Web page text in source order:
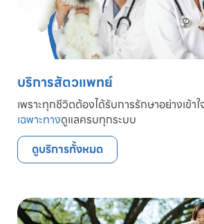
บริการสัตวแพทย์
เพราะทุกชีวิตต้องได้รับการรักษาอย่างเข้าใ
เฉพาะทางดูแลครบทุกระบบ
ดูบริการทั้งหมด